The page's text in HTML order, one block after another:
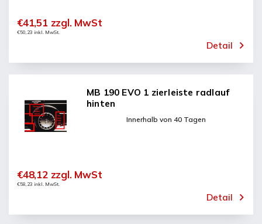
€50,23 inkl. MwSt.
€41,51 zzgl. MwSt
Detail
MB 190 EVO 1 zierleiste radlauf
hinten
Innerhalb von 40 Tagen
€58,23 inkl. MwSt.
€48,12 zzgl. MwSt
Detail